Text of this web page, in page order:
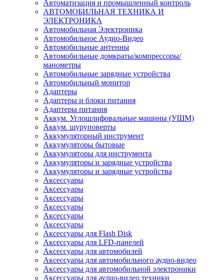
Автоматизация и промышленный контроль
АВТОМОБИЛЬНАЯ ТЕХНИКА И
ЭЛЕКТРОНИКА
Автомобильная Электроника
Автомобильное Аудио-Видео
Автомобильные антенны
Автомобильные домкраты/компрессоры/
манометры
Автомобильные зарядные устройства
Автомобильный монитор
Адаптеры
Адаптеры и блоки питания
Адаптеры питания
Аккум. Углошлифовальные машины (УШМ)
Аккум. шуруповерты
Аккумуляторный инструмент
Аккумуляторы бытовые
Аккумуляторы для инструмента
Аккумуляторы и зарядные устройства
Аккумуляторы и зарядные устройства
Аксессуары
Аксессуары
Аксессуары
Аксессуары
Аксессуары
Аксессуары
Аксессуары для Flash Disk
Аксессуары для LFD-панелей
Аксессуары для автомобилей
Аксессуары для автомобильного аудио-видео
Аксессуары для автомобильной электроники
Аксессуары для аудио-видео техники